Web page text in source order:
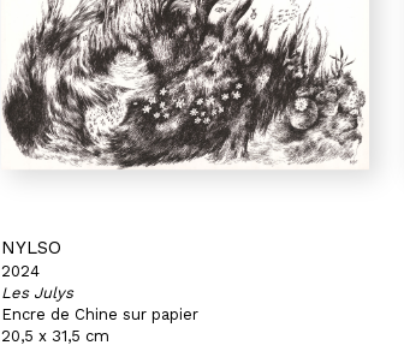
NYLSO
2024
Les Julys
Encre de Chine sur papier
20,5 x 31,5 cm